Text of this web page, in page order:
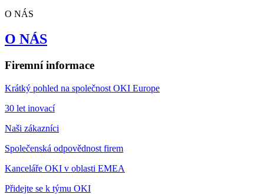
O NÁS
O NÁS
Firemní informace
Krátký pohled na společnost OKI Europe
30 let inovací
Naši zákazníci
Společenská odpovědnost firem
Kanceláře OKI v oblasti EMEA
Přidejte se k týmu OKI